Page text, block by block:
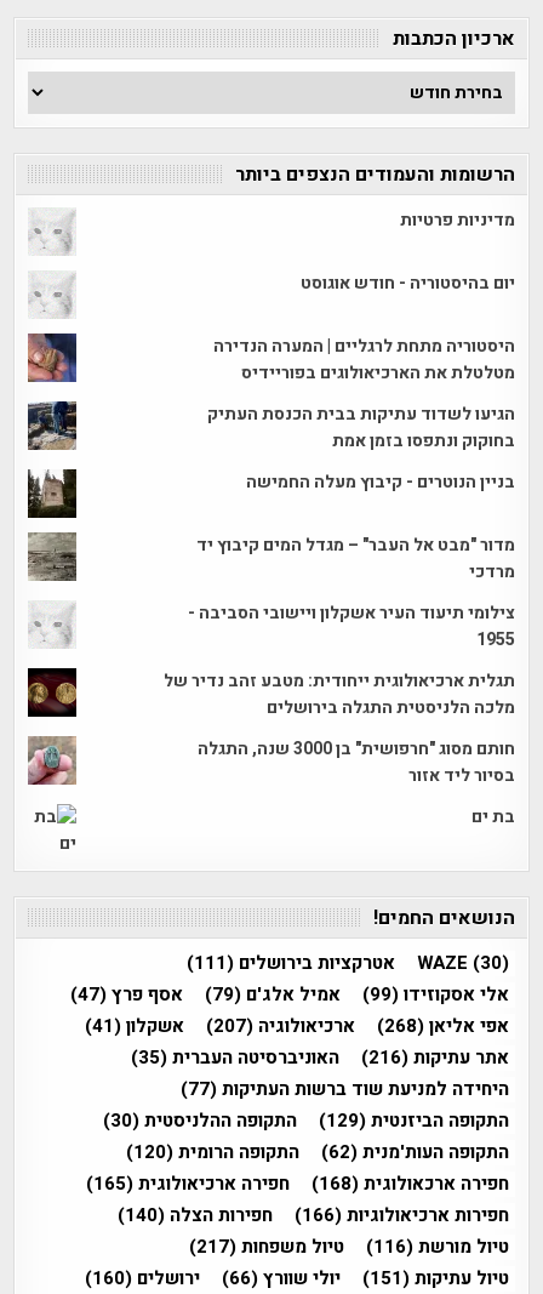
ארכיון הכתבות
ארכיון
הכתבות
הרשומות והעמודים הנצפים ביותר
מדיניות פרטיות
יום בהיסטוריה - חודש אוגוסט
היסטוריה מתחת לרגליים | המערה הנדירה
מטלטלת את הארכיאולוגים בפוריידיס
הגיעו לשדוד עתיקות בבית הכנסת העתיק
בחוקוק ונתפסו בזמן אמת
בניין הנוטרים - קיבוץ מעלה החמישה
מדור "מבט אל העבר" – מגדל המים קיבוץ יד
מרדכי
צילומי תיעוד העיר אשקלון ויישובי הסביבה -
1955
תגלית ארכיאולוגית ייחודית: מטבע זהב נדיר של
מלכה הלניסטית התגלה בירושלים
חותם מסוג "חרפושית" בן 3000 שנה, התגלה
בסיור ליד אזור
בת ים
הנושאים החמים!
WAZE (30) אטרקציות בירושלים (111)
אלי אסקוזידו(99) אמיל אלג'ם (79) אסף פרץ(47)
אפי אליאן(268) ארכיאולוגיה (207) אשקלון(41)
אתר עתיקות(216) האוניברסיטה העברית(35)
היחידה למניעת שוד ברשות העתיקות(77)
התקופה הביזנטית(129) התקופה ההלניסטית(30)
התקופה העות'מנית(62) התקופה הרומית(120)
חפירה ארכאולוגית(168) חפירה ארכיאולוגית(165)
חפירות ארכיאולוגיות(166) חפירות הצלה (140)
טיול מורשת(116) טיול משפחות(217)
טיול עתיקות(151) יולי שוורץ(66) ירושלים (160)